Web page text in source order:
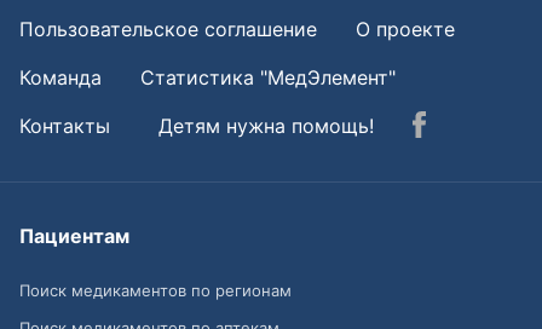
Пользовательское соглашение
О проекте
Команда
Статистика "МедЭлемент"
Контакты
Детям нужна помощь!
Пациентам
Поиск медикаментов по регионам